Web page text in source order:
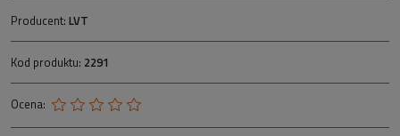
Producent: LVT
Kod produktu: 2291
Ocena: